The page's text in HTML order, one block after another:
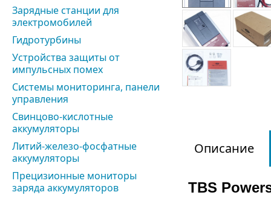
Зарядные станции для
электромобилей
Гидротурбины
Устройства защиты от
импульсных помех
Системы мониторинга, панели
управления
Свинцово-кислотные
аккумуляторы
Литий-железо-фосфатные
аккумуляторы
Прецизионные мониторы
заряда аккумуляторов
Описание
TBS